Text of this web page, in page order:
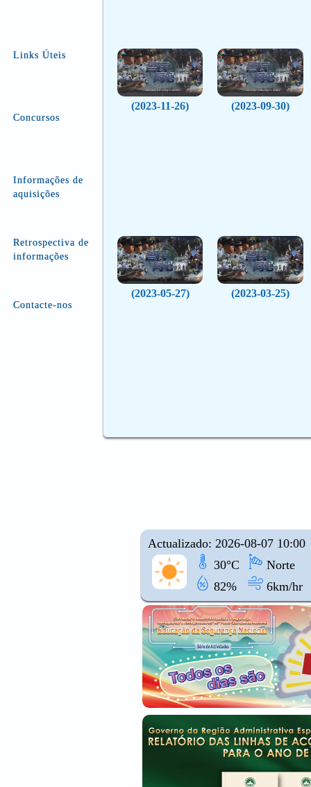
Links Úteis
Concursos
Informações de
aquisições
Retrospectiva de
informações
Contacte-nos
(2023-11-26) (2023-09-30)
(2023-05-27) (2023-03-25)
Actualizado: 2026-08-07 10:00
30°C
Norte
82%
6km/hr